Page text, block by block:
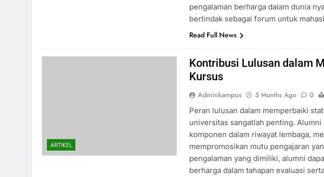
pengalaman berharga dalam dunia
bertindak sebagai forum untuk
Read Full News
ARTIKEL
Kontribusi Lulusan dalam
Kursus
Adminkampus 5 Months Ago 0
Peran lulusan dalam memperbaiki
universitas sangatlah penting.
komponen dalam riwayat lembaga,
mempromosikan mutu pengajaran
pengalaman yang dimiliki, alumni
berharga dalam tahapan evaluasi